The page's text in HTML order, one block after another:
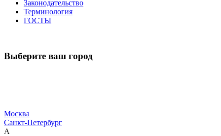
Законодательство
Терминология
ГОСТЫ
Выберите ваш город
Москва
Санкт-Петербург
А